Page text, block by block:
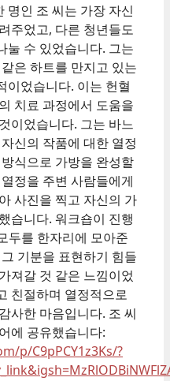
명인 조 씨는 가장 자신
주었고, 다른 청년들도
눌 수 있었습니다. 그는
은 하트를 만지고 있는
이었습니다. 이는 헌혈
치료 과정에서 도움을
이었습니다. 그는 바느
신의 작품에 대한 열정
식으로 가방을 완성할
정을 주변 사람들에게
사진을 찍고 자신의 가
습니다. 워크숍이 진행
두를 한자리에 모아준
기분을 표현하기 힘들
져갈 것 같은 느낌이었
친절하며 열정적으로
사한 마음입니다. 조 씨
에 공유했습니다:
p/C9pPCY1z3Ks/?